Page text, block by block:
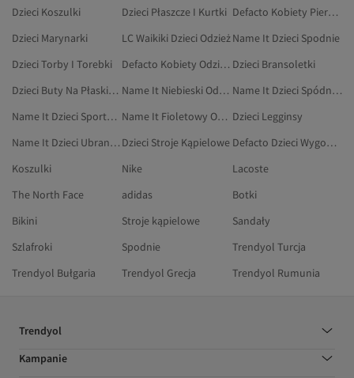
Dzieci Koszulki
Dzieci Płaszcze I Kurtki
Defacto Kobiety Pierścionki Ozdobne
Dzieci Marynarki
LC Waikiki Dzieci OdzieżName It Dzieci Spodnie
Dzieci Torby I Torebki
Defacto Kobiety Odzież Sportowa Dzieci Bransoletki
Dzieci Buty Na Płaskim Obcasie
Name It Niebieski Odzież Domowa
Name It Dzieci Spódnice
Name It Dzieci Sportowe Topy Na Ramiączkach
Name It Fioletowy Odzież Dzieci Legginsy
Name It Dzieci Ubranka Dla Niemowląt Dzieci Stroje Kąpielowe
Defacto Dzieci Wygodna Odzież Domowa
Koszulki
Nike
Lacoste
The North Face
adidas
Botki
Bikini
Stroje kąpielowe
Sandały
Szlafroki
Spodnie
Trendyol Turcja
Trendyol Bułgaria
Trendyol Grecja Trendyol Rumunia
Trendyol
Kampanie